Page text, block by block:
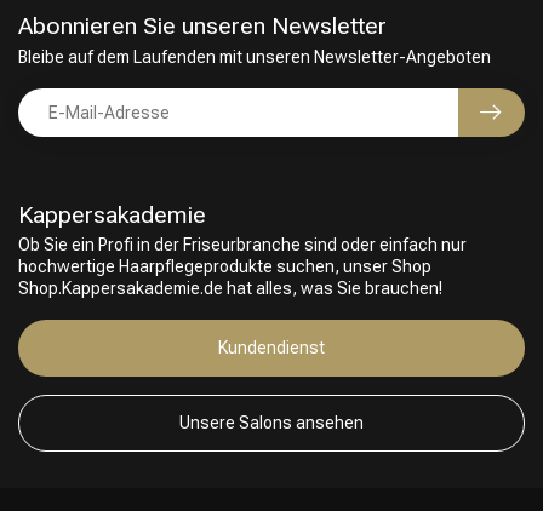
Friseurwahl
Kappersakademie
Ob Sie ein Profi in der Friseurbranche sind oder einfach nur
hochwertige Haarpflegeprodukte suchen, unser Shop
Shop.Kappersakademie.de hat alles, was Sie brauchen!
Kundendienst
Unsere Salons ansehen
Abonnieren Sie unseren Newsletter
Bleibe auf dem Laufenden mit unseren Newsletter-Angeboten